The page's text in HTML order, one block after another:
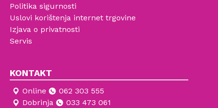
Politika sigurnosti
Uslovi korištenja internet trgovine
Izjava o privatnosti
Servis
KONTAKT
Online
062 303 555
Dobrinja
033 473 061